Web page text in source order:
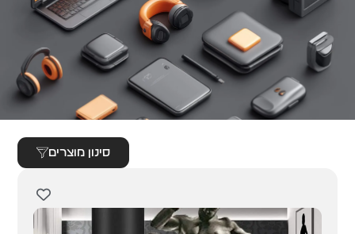
סינון מוצרים